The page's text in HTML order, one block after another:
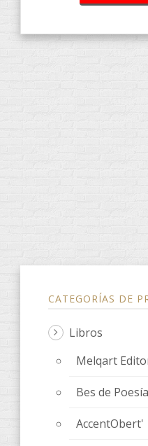
CATEGORÍAS DE
Libros
Melqart
Bes de Poesía
AccentObert'